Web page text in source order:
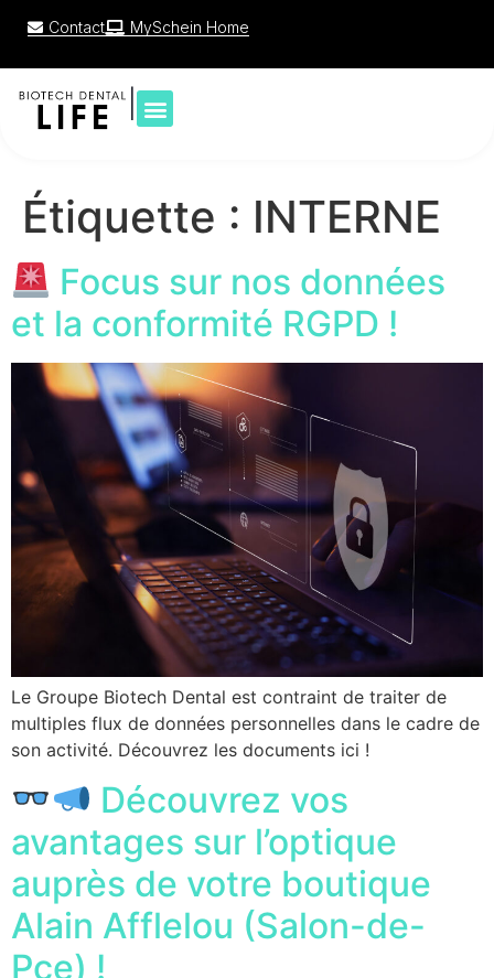
Contact MySchein Home
|
Étiquette : INTERNE
Focus sur nos données
et la conformité RGPD !
Le Groupe Biotech Dental est contraint de traiter de
multiples flux de données personnelles dans le cadre de
son activité. Découvrez les documents ici !
Découvrez vos
avantages sur l’optique
auprès de votre boutique
Alain Afflelou (Salon-de-
Pce) !